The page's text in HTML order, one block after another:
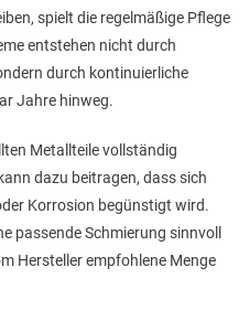
spielt die regelmäßige Pflege
entstehen nicht durch
durch kontinuierliche
Jahre hinweg.
Metallteile vollständig
dazu beitragen, dass sich
Korrosion begünstigt wird.
passende Schmierung sinnvoll
Hersteller empfohlene Menge